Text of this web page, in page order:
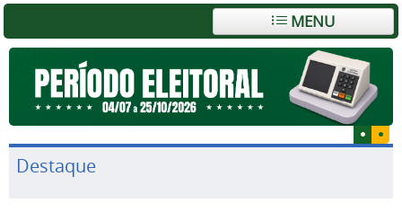
MENU
Destaque